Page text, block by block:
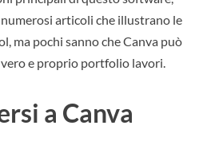
articoli che illustrano le
ma pochi sanno che Canva può
e proprio portfolio lavori.
a Canva